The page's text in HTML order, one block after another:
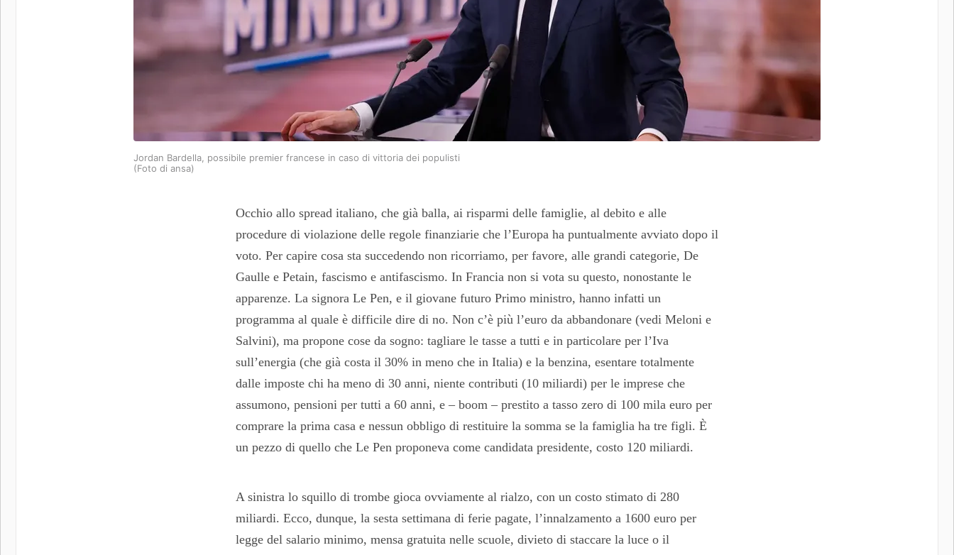
Jordan Bardella, possibile premier francese in caso di vittoria dei populisti
(Foto di ansa)
Occhio allo spread italiano, che già balla, ai risparmi delle famiglie, al debito e alle
procedure di violazione delle regole finanziarie che l’Europa ha puntualmente avviato dopo il
voto. Per capire cosa sta succedendo non ricorriamo, per favore, alle grandi categorie, De
Gaulle e Petain, fascismo e antifascismo. In Francia non si vota su questo, nonostante le
apparenze. La signora Le Pen, e il giovane futuro Primo ministro, hanno infatti un
programma al quale è difficile dire di no. Non c’è più l’euro da abbandonare (vedi Meloni e
Salvini), ma propone cose da sogno: tagliare le tasse a tutti e in particolare per l’Iva
sull’energia (che già costa il 30% in meno che in Italia) e la benzina, esentare totalmente
dalle imposte chi ha meno di 30 anni, niente contributi (10 miliardi) per le imprese che
assumono, pensioni per tutti a 60 anni, e – boom – prestito a tasso zero di 100 mila euro per
comprare la prima casa e nessun obbligo di restituire la somma se la famiglia ha tre figli. È
un pezzo di quello che Le Pen proponeva come candidata presidente, costo 120 miliardi.
A sinistra lo squillo di trombe gioca ovviamente al rialzo, con un costo stimato di 280
miliardi. Ecco, dunque, la sesta settimana di ferie pagate, l’innalzamento a 1600 euro per
legge del salario minimo, mensa gratuita nelle scuole, divieto di staccare la luce o il